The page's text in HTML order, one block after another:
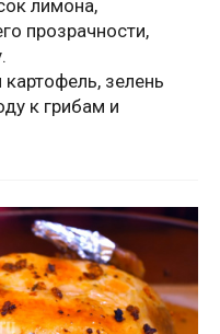
лимона,
прозрачности,
зелень
к грибам и